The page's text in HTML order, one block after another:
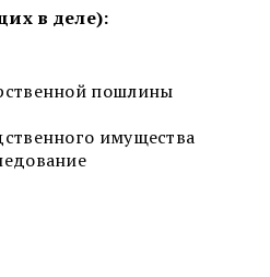
в деле):
пошлины
имущества